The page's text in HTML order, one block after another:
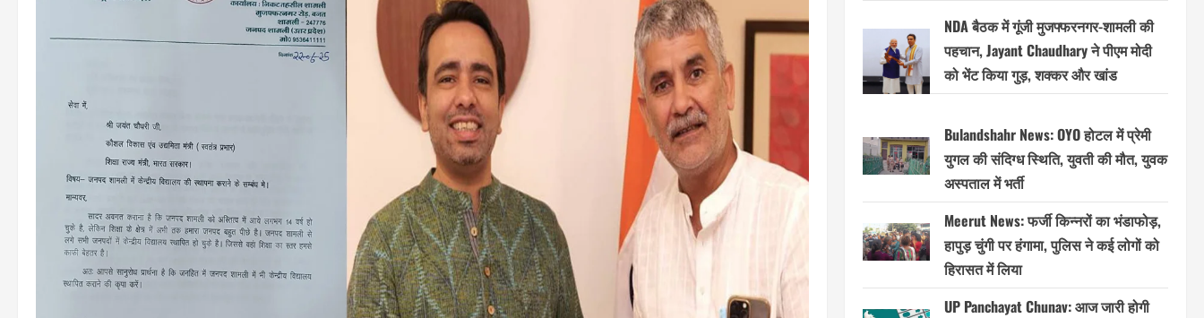
NDA बैठक में गूंजी मुजफ्फरनगर-शामली की
पहचान, Jayant Chaudhary ने पीएम मोदी
को भेंट किया गुड़, शक्कर और खांड
Bulandshahr News: OYO होटल में प्रेमी
युगल की संदिग्ध स्थिति, युवती की मौत, युवक
अस्पताल में भर्ती
Meerut News: फर्जी किन्नरों का भंडाफोड़,
हापुड़ चुंगी पर हंगामा, पुलिस ने कई लोगों को
हिरासत में लिया
UP Panchayat Chunav: आज जारी होगी